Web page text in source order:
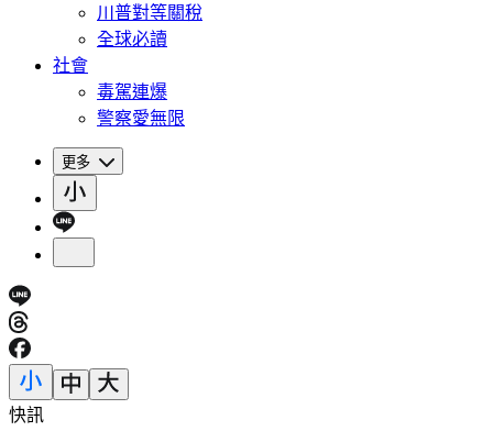
川普對等關稅
全球必讀
社會
毒駕連爆
警察愛無限
更多
快訊